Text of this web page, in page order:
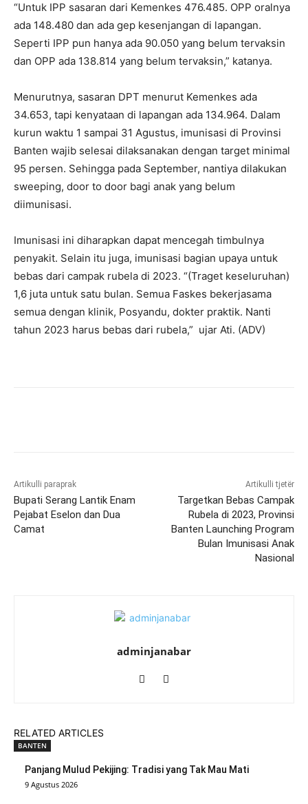
“Untuk IPP sasaran dari Kemenkes 476.485. OPP oralnya
ada 148.480 dan ada gep kesenjangan di lapangan.
Seperti IPP pun hanya ada 90.050 yang belum tervaksin
dan OPP ada 138.814 yang belum tervaksin,” katanya.
Menurutnya, sasaran DPT menurut Kemenkes ada
34.653, tapi kenyataan di lapangan ada 134.964. Dalam
kurun waktu 1 sampai 31 Agustus, imunisasi di Provinsi
Banten wajib selesai dilaksanakan dengan target minimal
95 persen. Sehingga pada September, nantiya dilakukan
sweeping, door to door bagi anak yang belum
diimunisasi.
Imunisasi ini diharapkan dapat mencegah timbulnya
penyakit. Selain itu juga, imunisasi bagian upaya untuk
bebas dari campak rubela di 2023. “(Traget keseluruhan)
1,6 juta untuk satu bulan. Semua Faskes bekerjasama
semua dengan klinik, Posyandu, dokter praktik. Nanti
tahun 2023 harus bebas dari rubela,” ujar Ati. (ADV)
Artikulli paraprak
Bupati Serang Lantik Enam
Pejabat Eselon dan Dua
Camat
Artikulli tjetër
Targetkan Bebas Campak
Rubela di 2023, Provinsi
Banten Launching Program
Bulan Imunisasi Anak
Nasional
adminjanabar
RELATED ARTICLES
BANTEN
Panjang Mulud Pekijing: Tradisi yang Tak Mau Mati
9 Agustus 2026